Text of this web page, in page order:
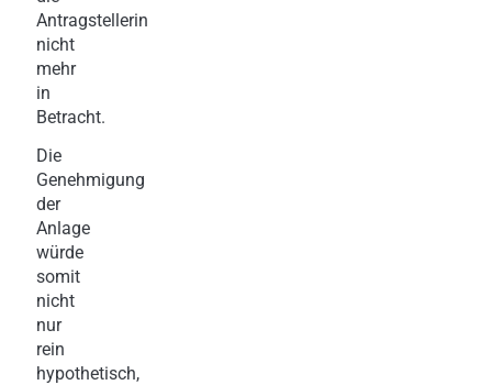
Antragstellerin
nicht
mehr
in
Betracht.
Die
Genehmigung
der
Anlage
würde
somit
nicht
nur
rein
hypothetisch,